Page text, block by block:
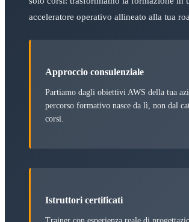
acceleratore operativo allineato alla tua
Approccio consulenziale
Partiamo dagli obiettivi AWS della tua
percorso formativo nasce da lì, non dal
corsi.
Istruttori certificati